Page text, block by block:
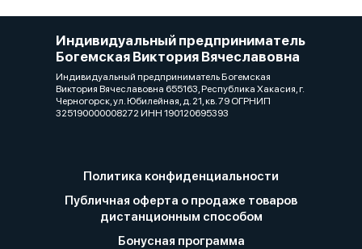
Индивидуальный предприниматель
Богемская Виктория Вячеславовна
Индивидуальный предприниматель Богемская
Виктория Вячеславовна 655163, Республика Хакасия, г.
Черногорск, ул. Юбилейная, д. 21, кв. 79 ОГРНИП
325190000008272 ИНН 190120695393
Политика конфиденциальности
Публичная оферта о продаже товаров
дистанционным способом
Бонусная программа